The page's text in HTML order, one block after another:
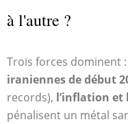
à l'autre ?
Trois forces dominent :
iraniennes de début
records), l’inflation et
pénalisent un métal